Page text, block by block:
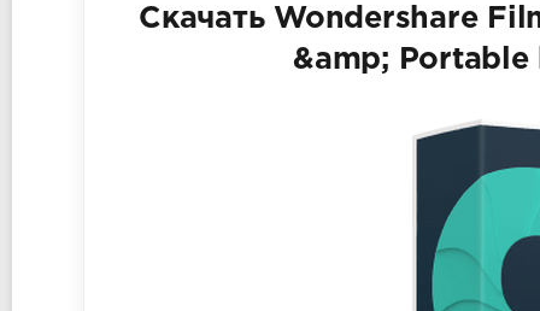
Скачать Wondershare
&amp; Portable